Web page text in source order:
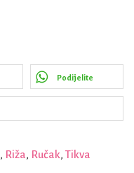
Podijelite
, Riža, Ručak, Tikva